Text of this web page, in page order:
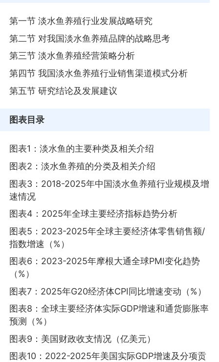
第一节 淡水鱼养殖行业发展战略研究
第二节 对我国淡水鱼养殖品牌的战略思考
第三节 淡水鱼养殖经营策略分析
第四节 我国淡水鱼养殖行业销售渠道模式分析
第五节 研究结论及发展建议
图表目录
图表1：淡水鱼的主要种类及相关介绍
图表2：淡水鱼养殖的分类及相关介绍
图表3：2018-2025年中国淡水鱼养殖行业规模及增
速情况
图表4：2025年全球主要经济指标趋势分析
图表5：2023-2025年全球主要经济体零售销售额/
指数增速（%）
图表6：2023-2025年摩根大通全球PMI变化趋势
（%）
图表7：2025年G20经济体CPI同比增速变动（%）
图表8：全球主要经济体实际GDP增速和通货膨胀率
预测（%）
图表9：美国财政收支情况（亿美元）
图表10：2022-2025年美国实际GDP增速及分项贡